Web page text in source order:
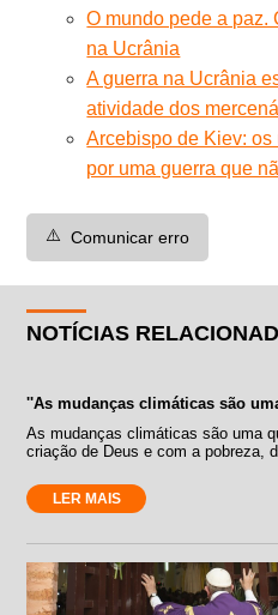
O mundo pede a paz.
na Ucrânia
A guerra na Ucrânia
atividade dos
Arcebispo de Kiev:
por uma guerra que
⚠️ Comunicar erro
NOTÍCIAS
''As mudanças climáticas são
As mudanças climáticas são uma
criação de Deus e com a pobreza,
LER MAIS